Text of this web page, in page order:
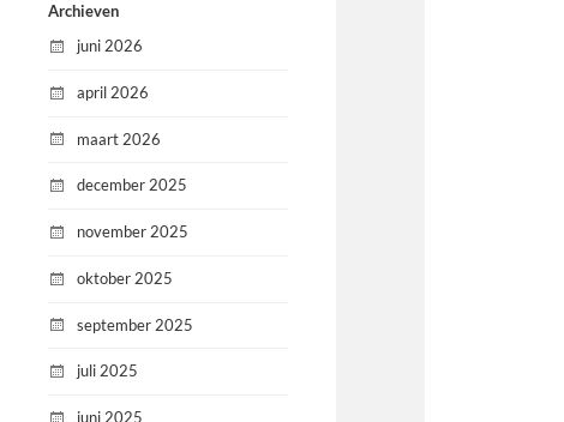
Archieven
juni 2026
april 2026
maart 2026
december 2025
november 2025
oktober 2025
september 2025
juli 2025
juni 2025